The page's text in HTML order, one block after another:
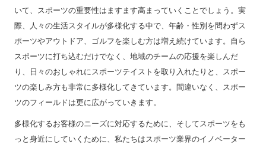
いて、スポーツの重要性はますます高まっていくことでしょう。実
際、人々の生活スタイルが多様化する中で、年齢・性別を問わずス
ポーツやアウトドア、ゴルフを楽しむ方は増え続けています。自ら
スポーツに打ち込むだけでなく、地域のチームの応援を楽しんだ
り、日々のおしゃれにスポーツテイストを取り入れたりと、スポー
ツの楽しみ方も非常に多様化してきています。間違いなく、スポー
ツのフィールドは更に広がっていきます。
多様化するお客様のニーズに対応するために、そしてスポーツをも
っと身近にしていくために、私たちはスポーツ業界のイノベーター